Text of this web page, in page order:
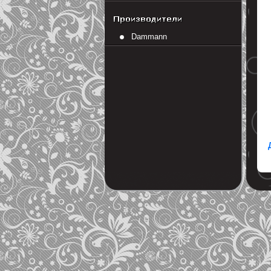
Dammann